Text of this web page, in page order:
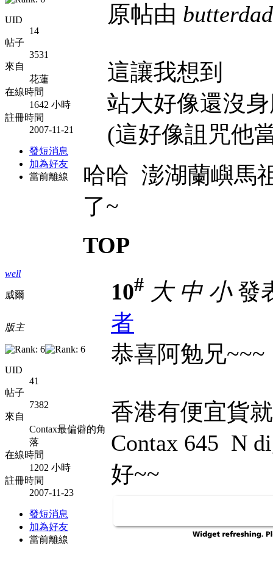
UID
14
帖子
3531
來自
花蓮
在線時間
1642 小時
註冊時間
2007-11-21
發短消息
加為好友
當前離線
原帖由
這讓我想到
站大好像還沒
(這好像詛咒他
哈哈 澎湖蘭嶼馬
了~
TOP
well
威爾
版主
UID
41
帖子
7382
來自
Contax最偏僻的角
落
在線時間
1202 小時
註冊時間
2007-11-23
發短消息
加為好友
當前離線
10# 大 中 小發
者
恭喜阿勉兄~~~
香港有便宜貨
Contax 645 N
好~~